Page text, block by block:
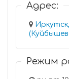
Адрес:
Режим